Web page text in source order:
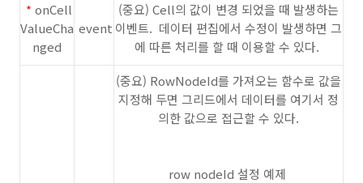
* onCell
ValueCha
nged
event
(중요) Cell의 값이 변경 되었을 때 발생하는
이벤트. 데이터 편집에서 수정이 발생하면 그
에 따른 처리를 할 때 이용할 수 있다.
(중요) RowNodeId를 가져오는 함수로 값을
지정해 두면 그리드에서 데이터를 여기서 정
의한 값으로 접근할 수 있다.
row nodeId 설정 예제